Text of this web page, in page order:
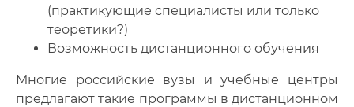
(практикующие специалисты или только
теоретики?)
Возможность дистанционного обучения
Многие российские вузы и учебные центры
предлагают такие программы в дистанционном